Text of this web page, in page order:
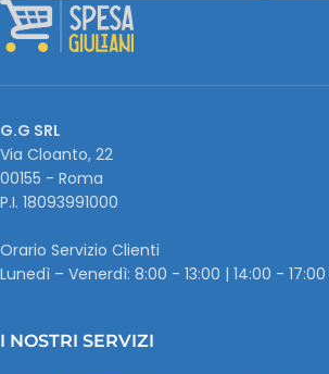
G.G SRL
Via Cloanto, 22
00155 - Roma
P.I. ‭18093991000
Orario Servizio Clienti
Lunedì – Venerdì: 8:00 - 13:00 | 14:00 - 17:00
I NOSTRI SERVIZI